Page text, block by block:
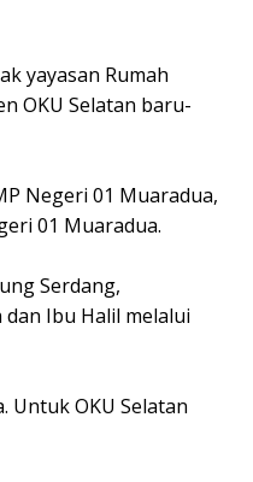
yayasan Rumah
OKU Selatan baru-
Negeri 01 Muaradua,
01 Muaradua.
Serdang,
Ibu Halil melalui
Untuk OKU Selatan